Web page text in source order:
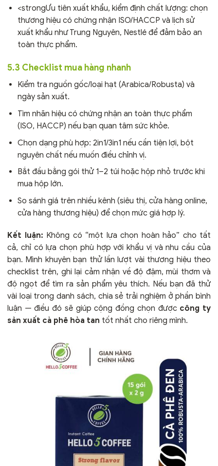
<strongƯu tiên xuất khẩu, kiểm định chất lượng: chọn
thương hiệu có chứng nhận ISO/HACCP và lịch sử
xuất khẩu như Trung Nguyên, Nestlé để đảm bảo an
toàn thực phẩm.
5.3 Checklist mua hàng nhanh
Kiểm tra nguồn gốc/loại hạt (Arabica/Robusta) và
ngày sản xuất.
Tìm nhãn hiệu có chứng nhận an toàn thực phẩm
(ISO, HACCP) nếu bạn quan tâm sức khỏe.
Chọn dạng phù hợp: 2in1/3in1 nếu cần tiện lợi, bột
nguyên chất nếu muốn điều chỉnh vị.
Bắt đầu bằng gói thử 1–2 túi hoặc hộp nhỏ trước khi
mua hộp lớn.
So sánh giá trên nhiều kênh (siêu thị, cửa hàng online,
cửa hàng thương hiệu) để chọn mức giá hợp lý.
Kết luận: Không có “một lựa chọn hoàn hảo” cho tất
cả, chỉ có lựa chọn phù hợp với khẩu vị và nhu cầu của
bạn. Mình khuyên bạn thử lần lượt vài thương hiệu theo
checklist trên, ghi lại cảm nhận về độ đậm, mùi thơm và
độ ngọt để tìm ra sản phẩm yêu thích. Nếu bạn đã thử
vài loại trong danh sách, chia sẻ trải nghiệm ở phần bình
luận — điều đó sẽ giúp cộng đồng chọn được công ty
sản xuất cà phê hòa tan tốt nhất cho riêng mình.